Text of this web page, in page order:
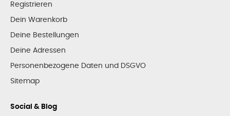
Registrieren
Dein Warenkorb
Deine Bestellungen
Deine Adressen
Personenbezogene Daten und DSGVO
Sitemap
Social & Blog